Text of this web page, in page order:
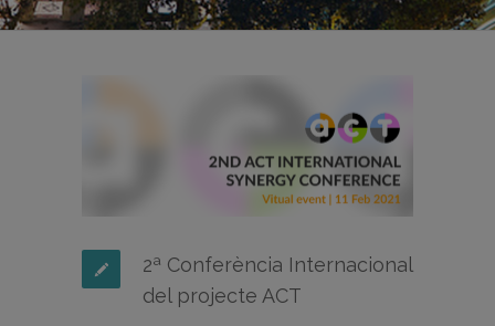
2ª Conferència Internacional
del projecte ACT